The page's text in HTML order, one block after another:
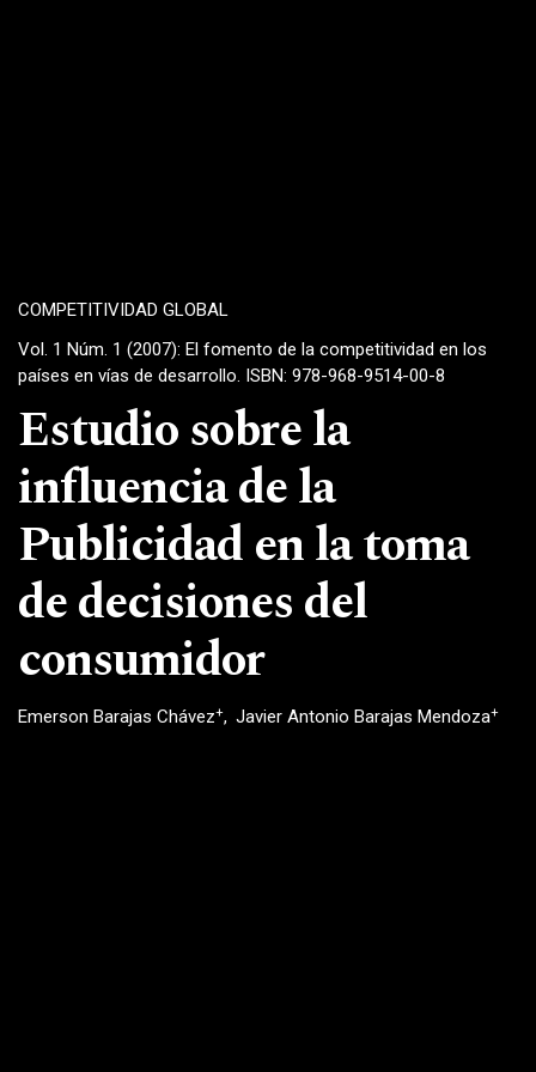
COMPETITIVIDAD GLOBAL
Vol. 1 Núm. 1 (2007): El fomento de la competitividad en los
países en vías de desarrollo. ISBN: 978-968-9514-00-8
Estudio sobre la
influencia de la
Publicidad en la toma
de decisiones del
consumidor
Emerson Barajas Chávez+ Javier Antonio Barajas Mendoza+